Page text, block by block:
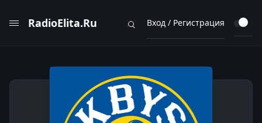
RadioElita.Ru Вход / Регистрация